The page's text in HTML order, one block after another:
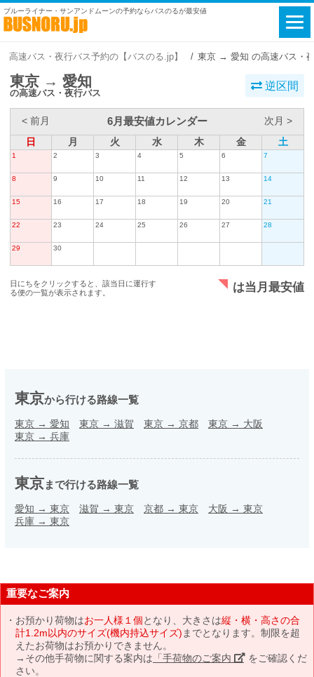
ブルーライナー・サンアンドムーンの予約ならバスのるが最安値
高速バス・夜行バス予約の【バスのる.jp】 東京 → 愛知 の高速バス・
東京 → 愛知
の高速バス・夜行バス
逆区間
< 前月 6月最安値カレンダー
次月 >
日
月 火 水 木 金 土
1 2 3 4 5 6 7
8 9 10 11 12 13 14
15 16 17 18 19 20 21
22 23 24 25 26 27 28
29 30
日にちをクリックすると、該当日に運行す
る便の一覧が表示されます。
は当月最安値
東京から行ける路線一覧
東京 → 愛知 東京 → 滋賀 東京 → 京都 東京 → 大阪
東京 → 兵庫
東京まで行ける路線一覧
愛知 → 東京 滋賀 → 東京 京都 → 東京 大阪 → 東京
兵庫 → 東京
重要なご案内
お預かり荷物はお一人様１個となり、大きさは縦・横・高さの合
計1.2m以内のサイズ(機内持込サイズ) までとなります。制限を超
えたお荷物はお預かりできません。
→その他手荷物に関する案内は 「手荷物のご案内」 をご確認くだ
さい。